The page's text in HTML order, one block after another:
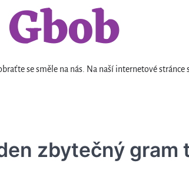
Gbob
se směle na nás. Na naší internetové
zbytečný gram